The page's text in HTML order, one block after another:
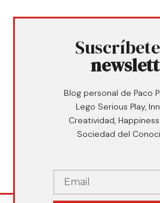
Blog personal de Paco
Lego Serious Play,
Creatividad,
Sociedad del